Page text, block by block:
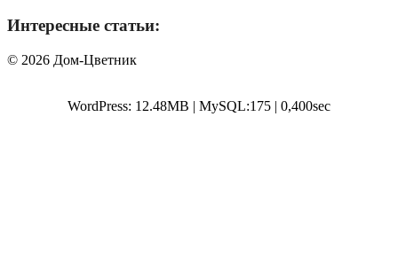
Интересные статьи:
© 2026 Дом-Цветник
WordPress: 12.48MB | MySQL:175 | 0,400sec